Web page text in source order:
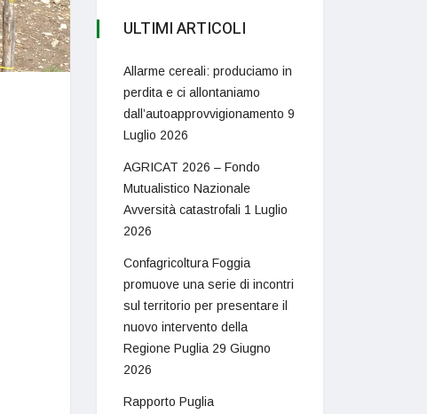
ULTIMI ARTICOLI
Allarme cereali: produciamo in
perdita e ci allontaniamo
dall’autoapprovvigionamento 9
Luglio 2026
AGRICAT 2026 – Fondo
Mutualistico Nazionale
Avversità catastrofali 1 Luglio
2026
Confagricoltura Foggia
promuove una serie di incontri
sul territorio per presentare il
nuovo intervento della
Regione Puglia 29 Giugno
2026
Rapporto Puglia